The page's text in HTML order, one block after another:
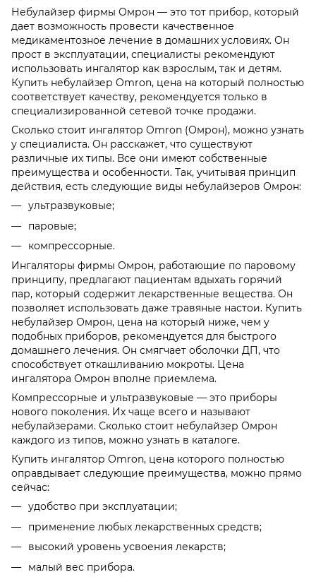
Небулайзер фирмы Омрон — это тот прибор, который
дает возможность провести качественное
медикаментозное лечение в домашних условиях. Он
прост в эксплуатации, специалисты рекомендуют
использовать ингалятор как взрослым, так и детям.
Купить небулайзер Omron, цена на который полностью
соответствует качеству, рекомендуется только в
специализированной сетевой точке продажи.
Сколько стоит ингалятор Omron (Омрон), можно узнать
у специалиста. Он расскажет, что существуют
различные их типы. Все они имеют собственные
преимущества и особенности. Так, учитывая принцип
действия, есть следующие виды небулайзеров Омрон:
ультразвуковые;
паровые;
компрессорные.
Ингаляторы фирмы Омрон, работающие по паровому
принципу, предлагают пациентам вдыхать горячий
пар, который содержит лекарственные вещества. Он
позволяет использовать даже травяные настои. Купить
небулайзер Омрон, цена на который ниже, чем у
подобных приборов, рекомендуется для быстрого
домашнего лечения. Он смягчает оболочки ДП, что
способствует откашливанию мокроты. Цена
ингалятора Омрон вполне приемлема.
Компрессорные и ультразвуковые — это приборы
нового поколения. Их чаще всего и называют
небулайзерами. Сколько стоит небулайзер Омрон
каждого из типов, можно узнать в каталоге.
Купить ингалятор Оmron, цена которого полностью
оправдывает следующие преимущества, можно прямо
сейчас:
удобство при эксплуатации;
применение любых лекарственных средств;
высокий уровень усвоения лекарств;
малый вес прибора.